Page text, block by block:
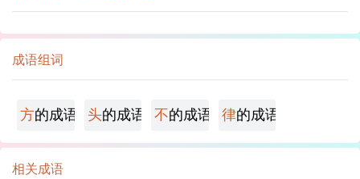
成语组词
方的成语 头的成语 不的成语 律的成语
相关成语